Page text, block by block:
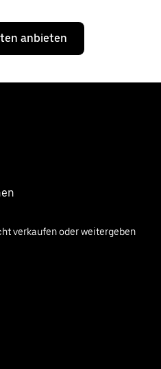
anbieten
verkaufen oder weitergeben